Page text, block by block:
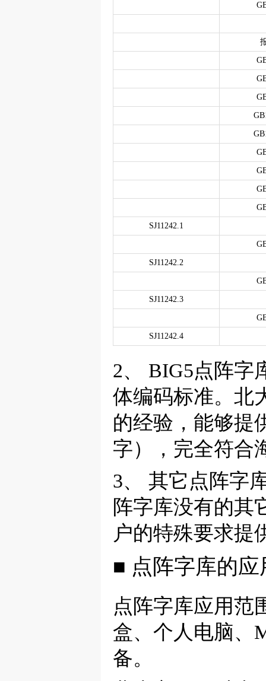
SJ11242.1
SJ11242.2
SJ11242.3
SJ11242.4
2、 BIG5点阵字
体编码标准。北
的经验，能够提
字），完全符合
3、 其它点阵字
阵字库没有的其
户的特殊要求提
■ 点阵字库的应
点阵字库应用范
盒、个人电脑、
备。